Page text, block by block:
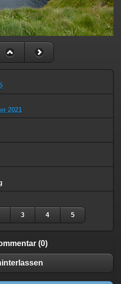
2021
3 4 5
(0)